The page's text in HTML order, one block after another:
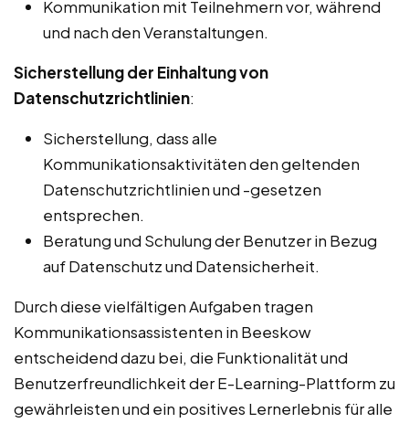
Kommunikation mit Teilnehmern vor, während
und nach den Veranstaltungen.
Sicherstellung der Einhaltung von
Datenschutzrichtlinien:
Sicherstellung, dass alle
Kommunikationsaktivitäten den geltenden
Datenschutzrichtlinien und -gesetzen
entsprechen.
Beratung und Schulung der Benutzer in Bezug
auf Datenschutz und Datensicherheit.
Durch diese vielfältigen Aufgaben tragen
Kommunikationsassistenten in Beeskow
entscheidend dazu bei, die Funktionalität und
Benutzerfreundlichkeit der E-Learning-Plattform zu
gewährleisten und ein positives Lernerlebnis für alle